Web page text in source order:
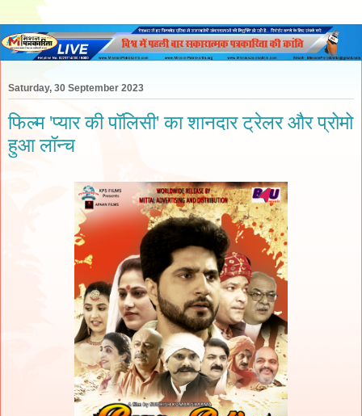
Saturday, 30 September 2023
फिल्म 'प्यार की पॉलिसी' का शानदार ट्रेलर और प्रोमो
हुआ लॉन्च